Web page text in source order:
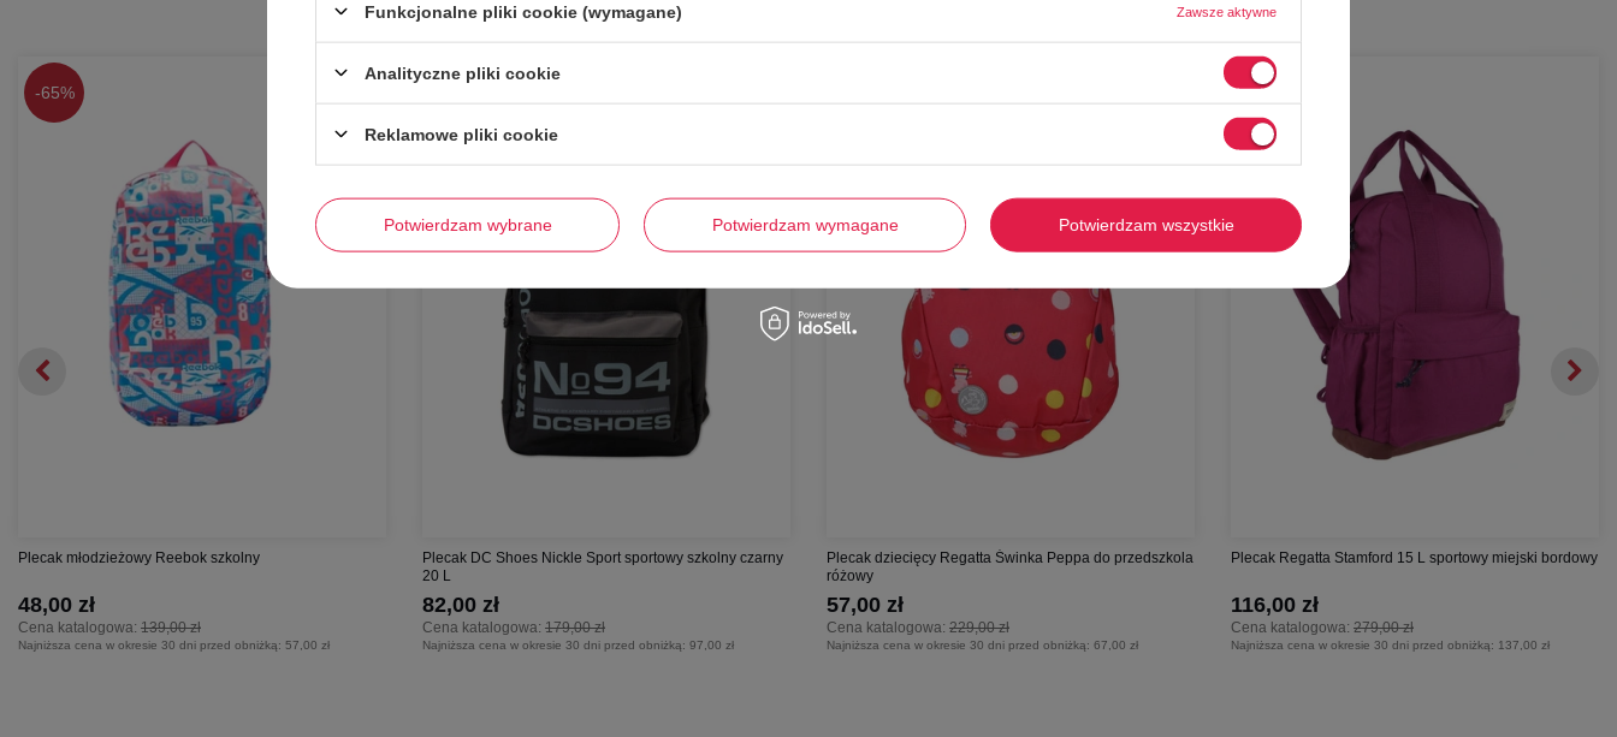
-65%
Plecak młodzieżowy Reebok szkolny
Cena katalogowa: 139,00 zł
48,00 zł
Najniższa cena w okresie 30 dni przed obniżką: 57,00 zł
Plecak DC Shoes Nickle Sport sportowy szkolny czarny
20 L
Cena katalogowa: 179,00 zł
82,00 zł
Najniższa cena w okresie 30 dni przed obniżką: 97,00 zł
Plecak dziecięcy Regatta Świnka Peppa do przedszkola
różowy
Cena katalogowa: 229,00 zł
57,00 zł
Najniższa cena w okresie 30 dni przed obniżką: 67,00 zł
-58%
Plecak Regatta Stamford 15 L sportowy miejski bordowy
Cena katalogowa: 279,00 zł
116,00 zł
Najniższa cena w okresie 30 dni przed obniżką: 137,00 zł
Funkcjonalne pliki cookie (wymagane) Zawsze aktywne
Analityczne pliki cookie
Reklamowe pliki cookie
Potwierdzam wybrane Potwierdzam wymagane Potwierdzam wszystkie